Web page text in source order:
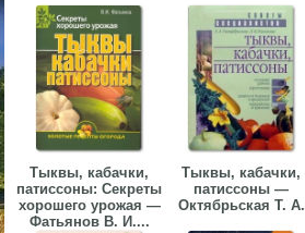
Тыквы, кабачки,
патиссоны: Секреты
хорошего урожая —
Фатьянов В. И....
Тыквы, кабачки,
патиссоны —
Октябрьская Т. А.
▼
▼
▼